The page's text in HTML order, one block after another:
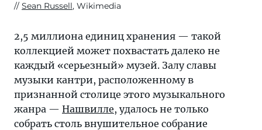
Sean Russell, Wikimedia
2,5 миллиона единиц хранения — такой
коллекцией может похвастать далеко не
каждый «серьезный» музей. Залу славы
музыки кантри, расположенному в
признанной столице этого музыкального
жанра — Нашвилле, удалось не только
собрать столь внушительное собрание